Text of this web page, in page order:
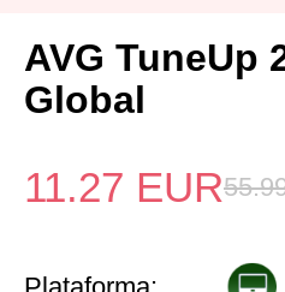
AVG TuneUp
Global
11.27 EUR